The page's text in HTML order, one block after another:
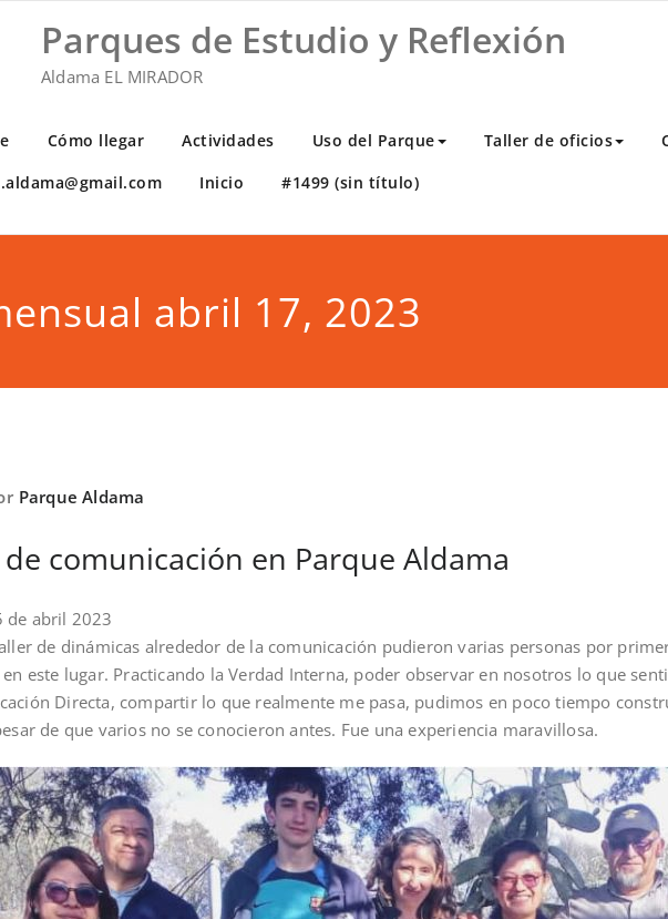
Parques de Estudio y Reflexión
Aldama EL MIRADOR
Cómo llegar Actividades Uso del Parque Taller de oficios
Inicio #1499 (sin título)
abril 17, 2023
Parque Aldama
comunicación en Parque Aldama
de abril 2023
de dinámicas alrededor de la comunicación pudieron varias personas por
en este lugar. Practicando la Verdad Interna, poder observar en nosotros lo que
Directa, compartir lo que realmente me pasa, pudimos en poco tiempo
de que varios no se conocieron antes. Fue una experiencia maravillosa.